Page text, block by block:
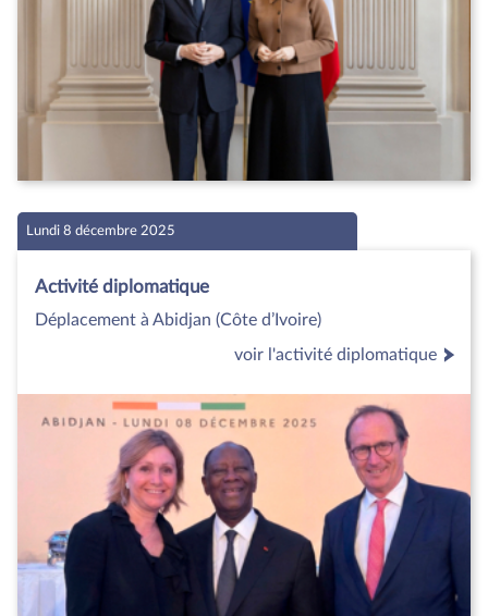
Lundi 8 décembre 2025
Activité diplomatique
Déplacement à Abidjan (Côte d’Ivoire)
voir l'activité diplomatique